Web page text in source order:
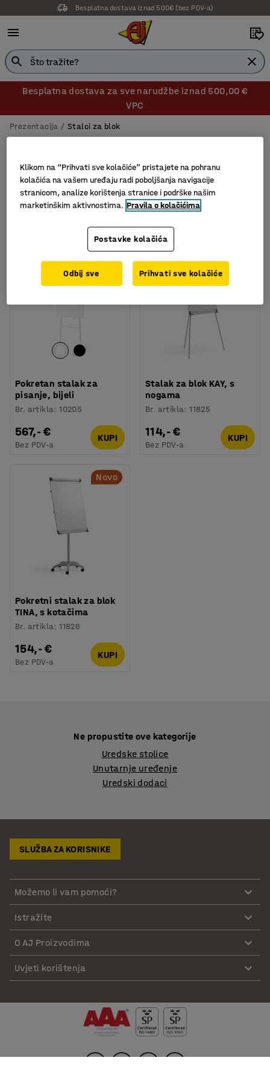
Besplatna dostava iznad 500€ (bez PDV-a)
Besplatna dostava za sve narudžbe iznad 500,00 €
VPC
Prezentacija Stalci za blok
Filtri Sortiraj
Pokretan stalak za
pisanje, bijeli
Br. artikla:10205
567,- €
Bez PDV-a
KUPI
Novo
Stalak za blok KAY, s
nogama
Br. artikla:11825
114,- €
Bez PDV-a
KUPI
Novo
Pokretni stalak za blok
TINA, s kotačima
Br. artikla:11826
154,- €
Bez PDV-a
KUPI
Ne propustite ove kategorije
Uredske stolice
Unutarnje uređenje
Uredski dodaci
SLUŽBA ZA KORISNIKE
Možemo li vam pomoći?
Istražite
O AJ Proizvodima
Uvjeti korištenja
Klikom na “Prihvati sve kolačiće” pristajete na pohranu
kolačića na vašem uređaju radi poboljšanja navigacije
stranicom, analize korištenja stranice i podrške našim
marketinškim aktivnostima. Pravila o kolačićima
Postavke kolačića
Odbij sve Prihvati sve kolačiće